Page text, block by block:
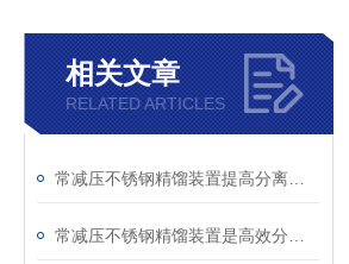
相关文章
RELATED ARTICLES